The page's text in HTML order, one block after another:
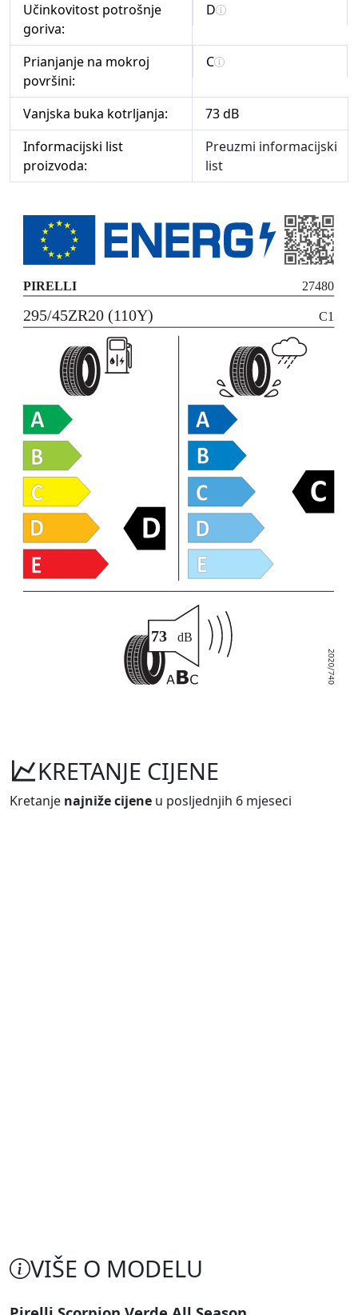
Učinkovitost potrošnje
goriva:
D
Prianjanje na mokroj
površini:
C
Vanjska buka kotrljanja:
73 dB
Informacijski list
proizvoda:
Preuzmi informacijski
list
KRETANJE CIJENE
Kretanje najniže cijene u posljednjih 6 mjeseci
VIŠE O MODELU